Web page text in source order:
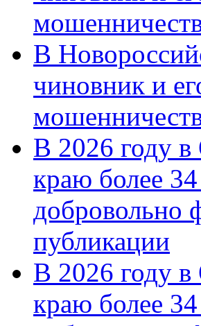
В
чиновник и
В 2026 году
краю более
публикации
В 2026 году
краю более